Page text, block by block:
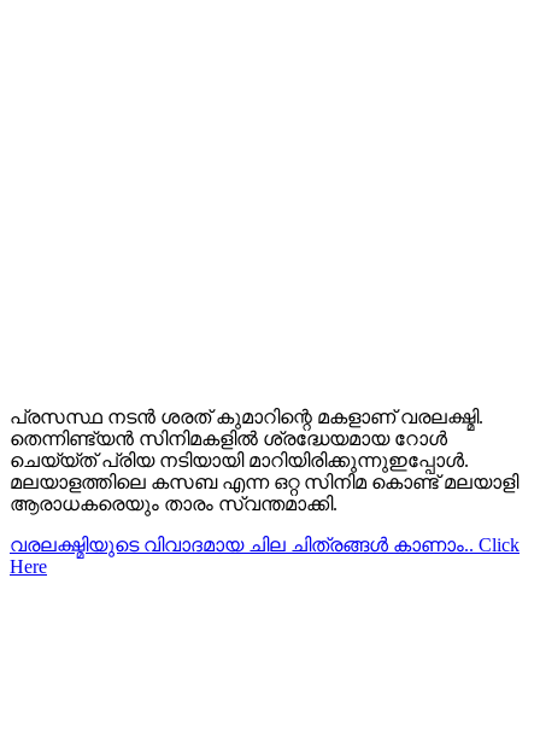
പ്രസസ്ഥ നടന്‍ ശരത് കുമാറിന്റെ മകളാണ് വരലക്ഷ്മി.
തെന്നിണ്ട്യന്‍ സിനിമകളില്‍ ശ്രദ്ധേയമായ റോള്‍
ചെയ്യ്ത് പ്രിയ നടിയായി മാറിയിരിക്കുന്നുഇപ്പോള്‍.
മലയാളത്തിലെ കസബ എന്ന ഒറ്റ സിനിമ കൊണ്ട് മലയാളി
ആരാധകരെയും താരം സ്വന്തമാക്കി.
വരലക്ഷ്മിയുടെ വിവാദമായ ചില ചിത്രങ്ങള്‍ കാണാം.. Click
Here